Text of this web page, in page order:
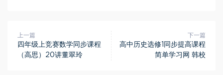
上一篇
四年级上竞赛数学同步课程
（高思）20讲董翠玲
下一篇
高中历史选修1同步提高课程
简单学习网 韩校